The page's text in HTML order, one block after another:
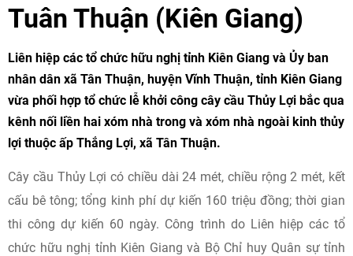
Tuân Thuận (Kiên Giang)
Liên hiệp các tổ chức hữu nghị tỉnh Kiên Giang và Ủy ban
nhân dân xã Tân Thuận, huyện Vĩnh Thuận, tỉnh Kiên Giang
vừa phối hợp tổ chức lễ khởi công cây cầu Thủy Lợi bắc qua
kênh nối liền hai xóm nhà trong và xóm nhà ngoài kinh thủy
lợi thuộc ấp Thắng Lợi, xã Tân Thuận.
Cây cầu Thủy Lợi có chiều dài 24 mét, chiều rộng 2 mét, kết
cấu bê tông; tổng kinh phí dự kiến 160 triệu đồng; thời gian
thi công dự kiến 60 ngày. Công trình do Liên hiệp các tổ
chức hữu nghị tỉnh Kiên Giang và Bộ Chỉ huy Quân sự tỉnh